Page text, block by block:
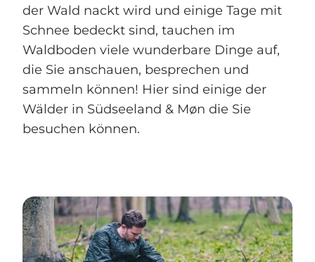
der Wald nackt wird und einige Tage mit
Schnee bedeckt sind, tauchen im
Waldboden viele wunderbare Dinge auf,
die Sie anschauen, besprechen und
sammeln können! Hier sind einige der
Wälder in Südseeland & Møn die Sie
besuchen können.